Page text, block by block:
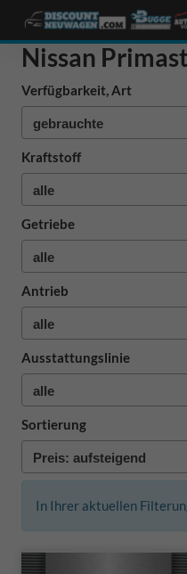
Nissan
Verfügbarkeit, Art
Kraftstoff
Getriebe
Antrieb
Ausstattungslinie
Sortierung
In Ihrer aktuellen